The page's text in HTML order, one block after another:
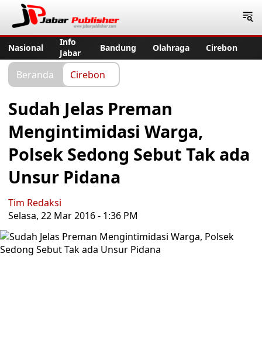
Nasional
Info
Jabar
Bandung Olahraga Cirebon
Beranda Cirebon
Sudah Jelas Preman
Mengintimidasi Warga,
Polsek Sedong Sebut Tak ada
Unsur Pidana
Tim Redaksi
Selasa, 22 Mar 2016 - 1:36 PM